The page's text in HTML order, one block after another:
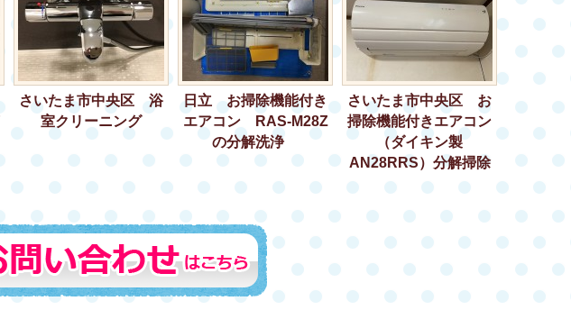
さいたま市中央区 浴
室クリーニング
日立 お掃除機能付き
エアコン RAS-M28Z
の分解洗浄
さいたま市中央区 お
掃除機能付きエアコン
（ダイキン製
AN28RRS）分解掃除